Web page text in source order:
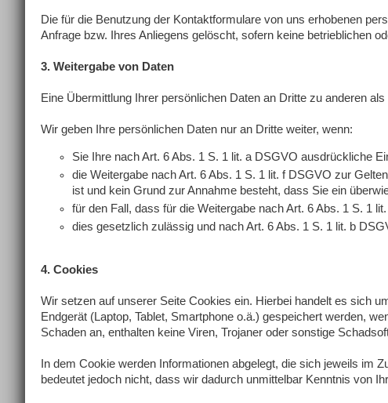
Die für die Benutzung der Kontaktformulare von uns erhobenen
Anfrage bzw. Ihres Anliegens gelöscht, sofern keine betrieblichen
3. Weitergabe von Daten
Eine Übermittlung Ihrer persönlichen Daten an Dritte zu anderen
Wir geben Ihre persönlichen Daten nur an Dritte weiter, wenn:
Sie Ihre nach Art. 6 Abs. 1 S. 1 lit. a DSGVO ausdrückliche
die Weitergabe nach Art. 6 Abs. 1 S. 1 lit. f DSGVO zur
ist und kein Grund zur Annahme besteht, dass Sie ein
für den Fall, dass für die Weitergabe nach Art. 6 Abs. 1 S. 1
dies gesetzlich zulässig und nach Art. 6 Abs. 1 S. 1 lit. b
4. Cookies
Wir setzen auf unserer Seite Cookies ein. Hierbei handelt es sich
Endgerät (Laptop, Tablet, Smartphone o.ä.) gespeichert werden,
Schaden an, enthalten keine Viren, Trojaner oder sonstige
In dem Cookie werden Informationen abgelegt, die sich jeweils im
bedeutet jedoch nicht, dass wir dadurch unmittelbar Kenntnis von